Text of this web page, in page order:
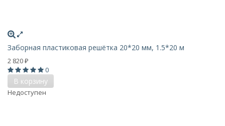
Заборная пластиковая решётка 20*20 мм, 1.5*20 м
2 820 ₽
0
В корзину
Недоступен